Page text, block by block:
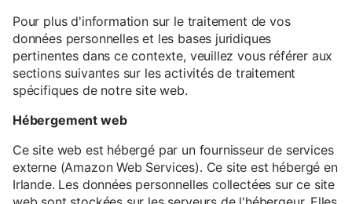
Pour plus d'information sur le traitement de vos
données personnelles et les bases juridiques
pertinentes dans ce contexte, veuillez vous référer aux
sections suivantes sur les activités de traitement
spécifiques de notre site web.
Hébergement web
Ce site web est hébergé par un fournisseur de services
externe (Amazon Web Services). Ce site est hébergé en
Irlande. Les données personnelles collectées sur ce site